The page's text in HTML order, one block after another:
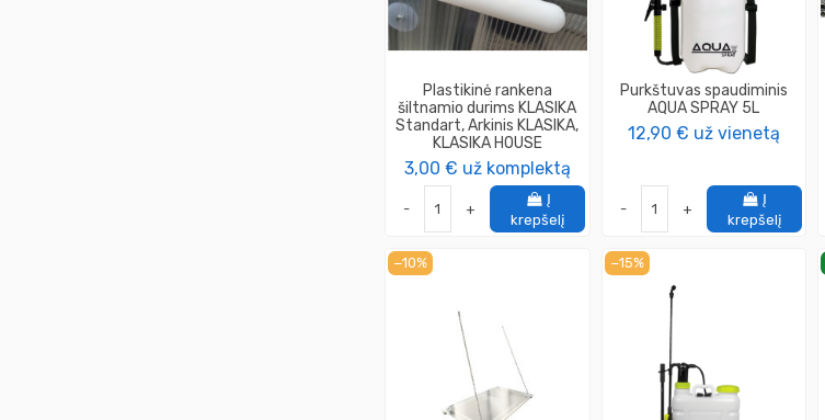
Plastikinė rankena
šiltnamio durims KLASIKA
Standart, Arkinis KLASIKA,
KLASIKA HOUSE
3,00 € už komplektą
- +
Į
krepšelį
Purkštuvas spaudiminis
AQUA SPRAY 5L
12,90 € už vienetą
- +
Į
krepšelį
−10% −15%